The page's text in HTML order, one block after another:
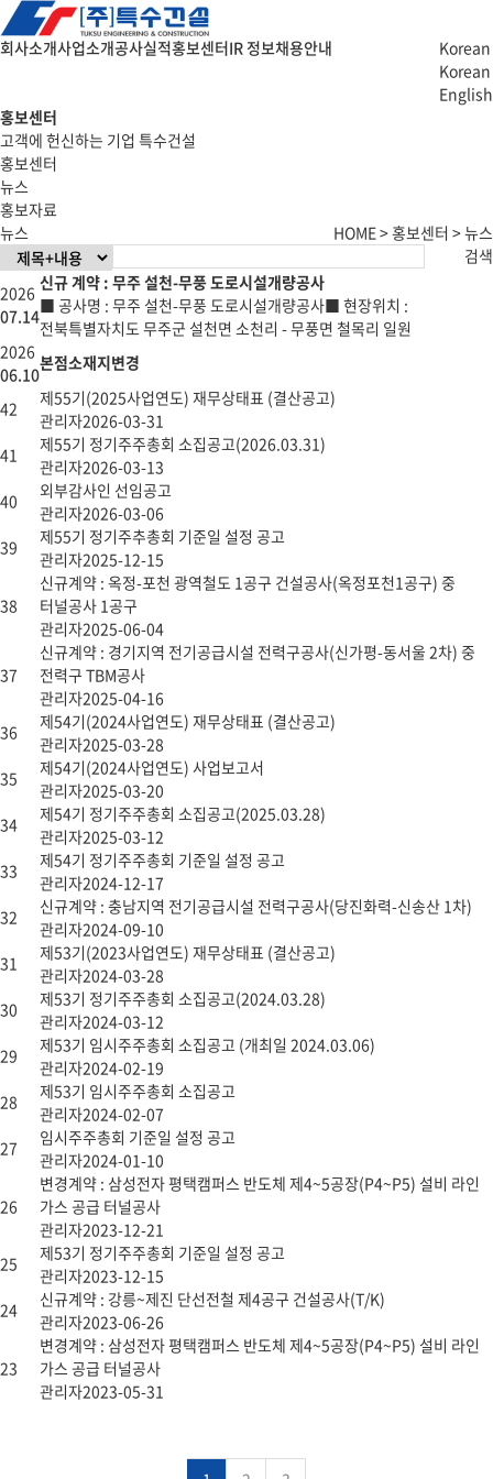
회사소개사업소개공사실적홍보센터IR 정보채용안내
Korean
Korean
English
홍보센터
고객에 헌신하는 기업 특수건설
홍보센터
뉴스
홍보자료
뉴스
HOME > 홍보센터 > 뉴스
검색
2026
07.14
신규 계약 : 무주 설천-무풍 도로시설개량공사
■ 공사명 : 무주 설천-무풍 도로시설개량공사■ 현장위치 :
전북특별자치도 무주군 설천면 소천리 - 무풍면 철목리 일원
2026
06.10
본점소재지변경
42
제55기(2025사업연도) 재무상태표 (결산공고)
관리자2026-03-31
41
제55기 정기주주총회 소집공고(2026.03.31)
관리자2026-03-13
40
외부감사인 선임공고
관리자2026-03-06
39
제55기 정기주추총회 기준일 설정 공고
관리자2025-12-15
38
신규계약 : 옥정-포천 광역철도 1공구 건설공사(옥정포천1공구) 중
터널공사 1공구
관리자2025-06-04
37
신규계약 : 경기지역 전기공급시설 전력구공사(신가평-동서울 2차) 중
전력구 TBM공사
관리자2025-04-16
36
제54기(2024사업연도) 재무상태표 (결산공고)
관리자2025-03-28
35
제54기(2024사업연도) 사업보고서
관리자2025-03-20
34
제54기 정기주주총회 소집공고(2025.03.28)
관리자2025-03-12
33
제54기 정기주주총회 기준일 설정 공고
관리자2024-12-17
32
신규계약 : 충남지역 전기공급시설 전력구공사(당진화력-신송산 1차)
관리자2024-09-10
31
제53기(2023사업연도) 재무상태표 (결산공고)
관리자2024-03-28
30
제53기 정기주주총회 소집공고(2024.03.28)
관리자2024-03-12
29
제53기 임시주주총회 소집공고 (개최일 2024.03.06)
관리자2024-02-19
28
제53기 임시주주총회 소집공고
관리자2024-02-07
27
임시주주총회 기준일 설정 공고
관리자2024-01-10
26
변경계약 : 삼성전자 평택캠퍼스 반도체 제4~5공장(P4~P5) 설비 라인
가스 공급 터널공사
관리자2023-12-21
25
제53기 정기주주총회 기준일 설정 공고
관리자2023-12-15
24
신규계약 : 강릉~제진 단선전철 제4공구 건설공사(T/K)
관리자2023-06-26
23
변경계약 : 삼성전자 평택캠퍼스 반도체 제4~5공장(P4~P5) 설비 라인
가스 공급 터널공사
관리자2023-05-31